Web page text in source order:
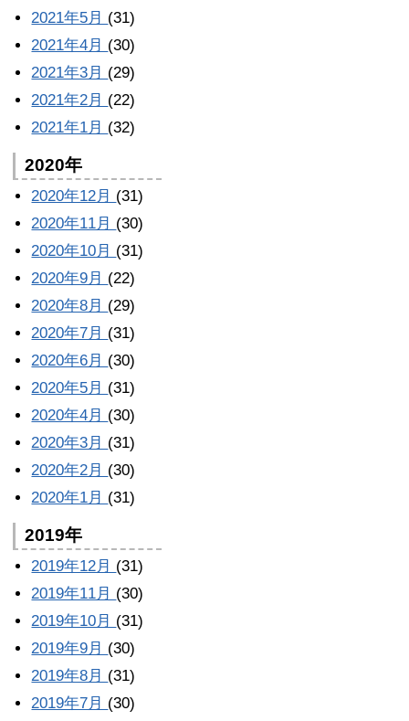
2021年5月 (31)
2021年4月 (30)
2021年3月 (29)
2021年2月 (22)
2021年1月 (32)
2020年
2020年12月 (31)
2020年11月 (30)
2020年10月 (31)
2020年9月 (22)
2020年8月 (29)
2020年7月 (31)
2020年6月 (30)
2020年5月 (31)
2020年4月 (30)
2020年3月 (31)
2020年2月 (30)
2020年1月 (31)
2019年
2019年12月 (31)
2019年11月 (30)
2019年10月 (31)
2019年9月 (30)
2019年8月 (31)
2019年7月 (30)